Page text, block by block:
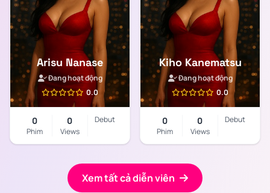
Arisu Nanase
Đang hoạt động
0.0
0
Phim
0
Views
Debut
Kiho Kanematsu
Đang hoạt động
0.0
0
Phim
0
Views
Debut
Xem tất cả diễn viên